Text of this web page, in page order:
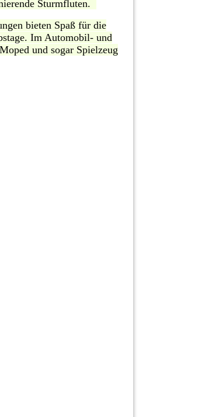
Sturmfluten.
bieten Spaß für die
Im Automobil- und
und sogar Spielzeug